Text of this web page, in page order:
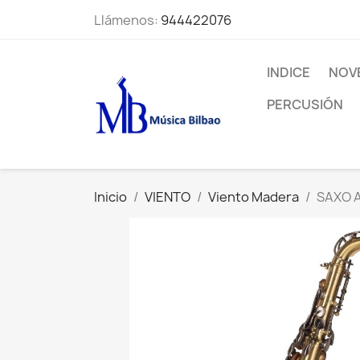
Llámenos: 944422076
INDICE
PERCUSIÓN
Inicio VIENTO Viento Madera SAXO